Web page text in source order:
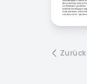
Zurück